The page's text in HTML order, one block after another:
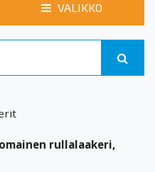
VALIKKO
rullalaakeri,